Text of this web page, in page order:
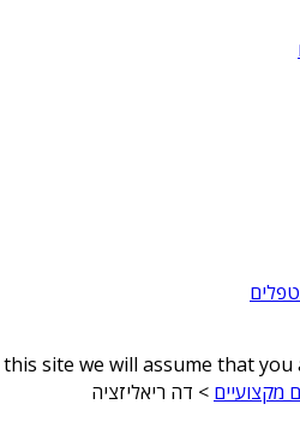
site we will assume that
מקצועיים > דה ריאליזציה